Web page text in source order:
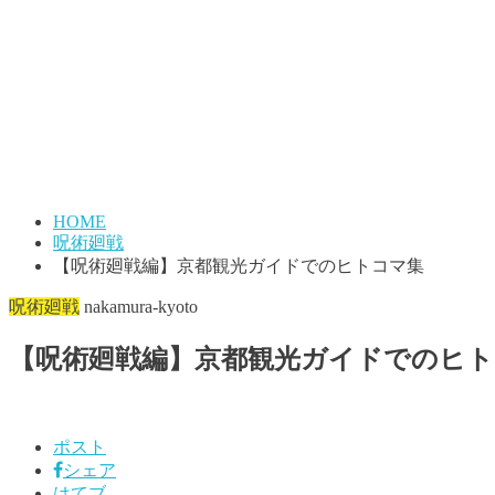
HOME
呪術廻戦
【呪術廻戦編】京都観光ガイドでのヒトコマ集
呪術廻戦 nakamura-kyoto
【呪術廻戦編】京都観光ガイドでのヒ
ポスト
シェア